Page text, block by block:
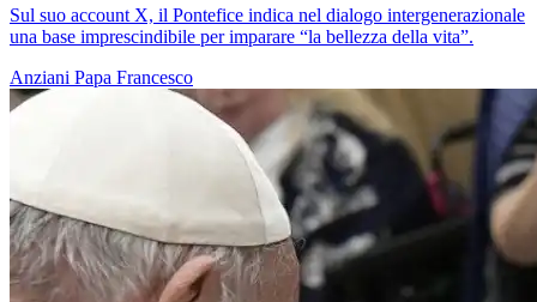
Sul suo account X, il Pontefice indica nel dialogo intergenerazionale
una base imprescindibile per imparare “la bellezza della vita”.
Anziani Papa Francesco